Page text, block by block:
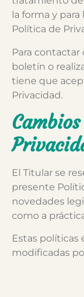
la forma y
Política de
Para contactar
boletín o
tiene que
Privacidad.
El Titular se
presente
novedades
como a
Estas políticas
modificadas